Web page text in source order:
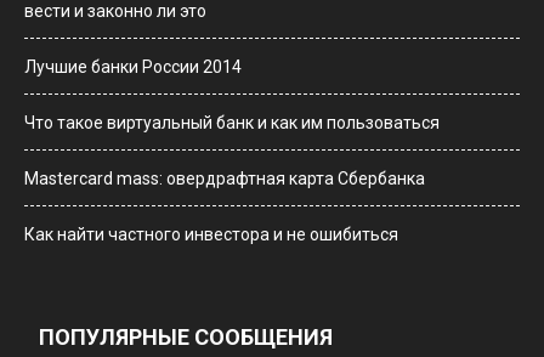
вести и законно ли это
Лучшие банки России 2014
Что такое виртуальный банк и как им пользоваться
Мastercard mass: овердрафтная карта Сбербанка
Как найти частного инвестора и не ошибиться
ПОПУЛЯРНЫЕ СООБЩЕНИЯ